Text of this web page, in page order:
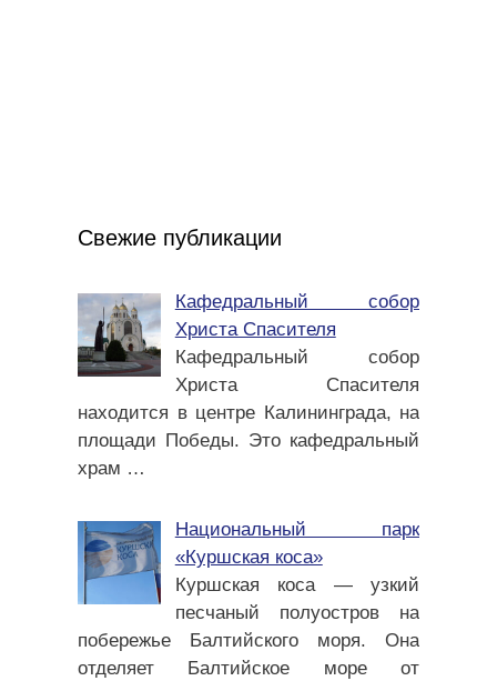
Свежие публикации
Кафедральный собор
Христа Спасителя
Кафедральный собор
Христа Спасителя
находится в центре Калининграда, на
площади Победы. Это кафедральный
храм …
Национальный парк
«Куршская коса»
Куршская коса — узкий
песчаный полуостров на
побережье Балтийского моря. Она
отделяет Балтийское море от